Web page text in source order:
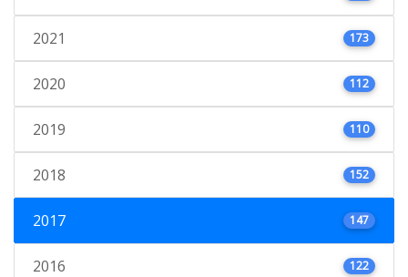
2021 173
2020 112
2019 110
2018 152
2017 147
2016 122